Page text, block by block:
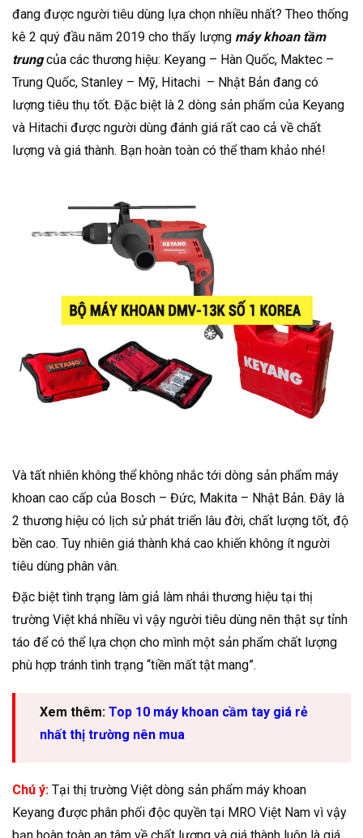
đang được người tiêu dùng lựa chọn nhiều nhất? Theo thống
kê 2 quý đầu năm 2019 cho thấy lượng máy khoan tầm
trungcủa các thương hiệu: Keyang – Hàn Quốc, Maktec –
Trung Quốc, Stanley – Mỹ, Hitachi – Nhật Bản đang có
lượng tiêu thụ tốt. Đặc biệt là 2 dòng sản phẩm của Keyang
và Hitachi được người dùng đánh giá rất cao cả về chất
lượng và giá thành. Bạn hoàn toàn có thể tham khảo nhé!
Và tất nhiên không thể không nhắc tới dòng sản phẩm máy
khoan cao cấp của Bosch – Đức, Makita – Nhật Bản. Đây là
2 thương hiệu có lịch sử phát triển lâu đời, chất lượng tốt, độ
bền cao. Tuy nhiên giá thành khá cao khiến không ít người
tiêu dùng phân vân.
Đặc biệt tình trạng làm giả làm nhái thương hiệu tại thị
trường Việt khá nhiều vì vậy người tiêu dùng nên thật sự tỉnh
táo để có thể lựa chọn cho mình một sản phẩm chất lượng
phù hợp tránh tình trạng “tiền mất tật mang”.
Xem thêm: Top 10 máy khoan cầm tay giá rẻ
nhất thị trường nên mua
Chú ý: Tại thị trường Việt dòng sản phẩm máy khoan
Keyang được phân phối độc quyền tại MRO Việt Nam vì vậy
bạn hoàn toàn an tâm về chất lượng và giá thành luôn là giá